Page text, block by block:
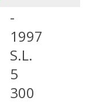
-
1997
S.L.
5
300